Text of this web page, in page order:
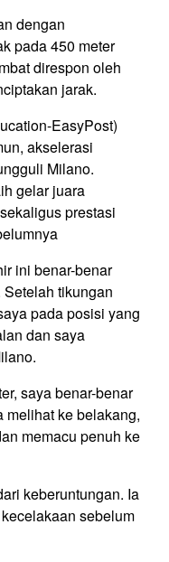
dengan
pada 450 meter
direspon oleh
jarak.
EasyPost)
akselerasi
Milano.
gelar juara
prestasi
ini benar-benar
tikungan
pada posisi yang
dan saya
saya benar-benar
melihat ke belakang,
memacu penuh ke
keberuntungan. Ia
sebelum